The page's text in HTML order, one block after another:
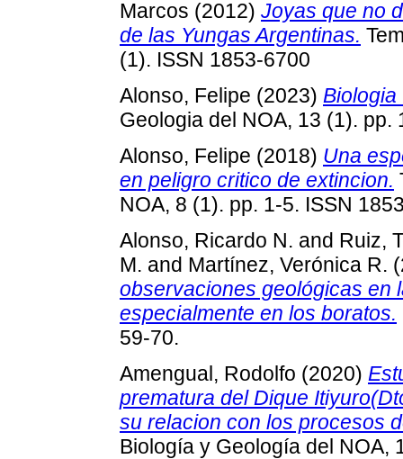
Marcos (2012) Joyas que no
de las Yungas Argentinas.
(1). ISSN 1853-6700
Alonso, Felipe (2023) Biologia
Geologia del NOA, 13 (1). pp.
Alonso, Felipe (2018) Una
en peligro critico de extincion.
NOA, 8 (1). pp. 1-5. ISSN
Alonso, Ricardo N. and Ruiz,
M. and Martínez, Verónica R.
observaciones geológicas en
especialmente en los boratos.
59-70.
Amengual, Rodolfo (2020)
prematura del Dique
su relacion con los procesos
Biología y Geología del NOA,